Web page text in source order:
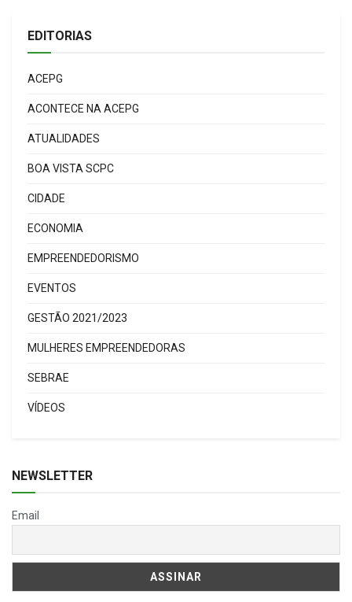
EDITORIAS
ACEPG
ACONTECE NA ACEPG
ATUALIDADES
BOA VISTA SCPC
CIDADE
ECONOMIA
EMPREENDEDORISMO
EVENTOS
GESTÃO 2021/2023
MULHERES EMPREENDEDORAS
SEBRAE
VÍDEOS
NEWSLETTER
Email